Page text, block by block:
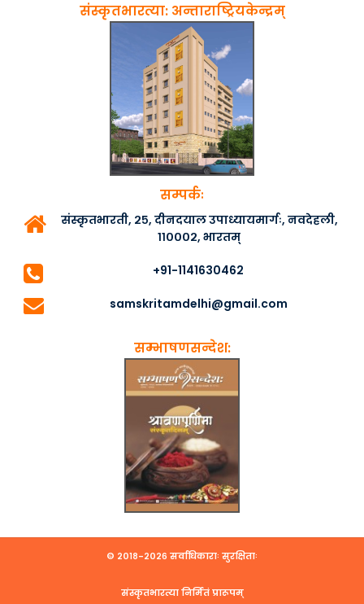
संस्कृतभारत्या: अन्ताराष्ट्रियकेन्द्रम्
सम्पर्कः
संस्कृतभारती, २५, दीनदयाल उपाध्यायमार्गः, नवदेहली,
११०००२, भारतम्
+91-1141630462
samskritamdelhi@gmail.com
सम्भाषणसन्देश:
© २०१८-२०२६ सर्वाधिकाराः सुरक्षिताः
संस्कृतभारत्या निर्मितं प्रारूपम्